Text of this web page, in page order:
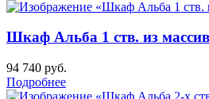
Шкаф Альба 1 ств. из
94 740 руб.
Подробнее